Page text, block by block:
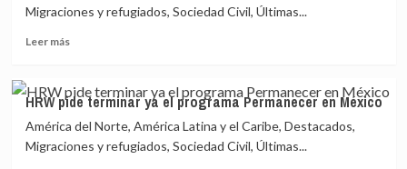
deja
en
Migraciones y refugiados, Sociedad Civil, Últimas...
Leer másLeer
HRW
pide
terminar
ya
HRW pide terminar ya el programa Permanecer en México
América del Norte, América Latina y el Caribe, Destacados,
Migraciones y refugiados, Sociedad Civil, Últimas...